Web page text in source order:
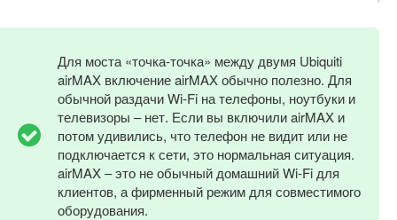
Для моста «точка-точка» между двумя Ubiquiti
airMAX включение airMAX обычно полезно. Для
обычной раздачи Wi-Fi на телефоны, ноутбуки и
телевизоры – нет. Если вы включили airMAX и
потом удивились, что телефон не видит или не
подключается к сети, это нормальная ситуация.
airMAX – это не обычный домашний Wi-Fi для
клиентов, а фирменный режим для совместимого
оборудования.